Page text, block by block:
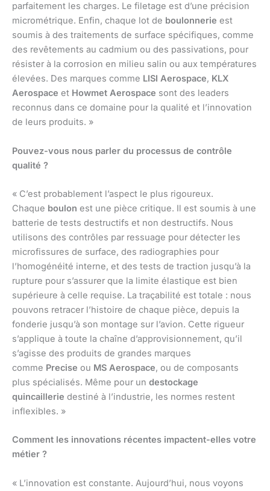
parfaitement les charges. Le filetage est d’une précision
micrométrique. Enfin, chaque lot de boulonnerie est
soumis à des traitements de surface spécifiques, comme
des revêtements au cadmium ou des passivations, pour
résister à la corrosion en milieu salin ou aux températures
élevées. Des marques comme LISI Aerospace, KLX
Aerospace et Howmet Aerospace sont des leaders
reconnus dans ce domaine pour la qualité et l’innovation
de leurs produits. »
Pouvez-vous nous parler du processus de contrôle
qualité ?
« C’est probablement l’aspect le plus rigoureux.
Chaque boulon est une pièce critique. Il est soumis à une
batterie de tests destructifs et non destructifs. Nous
utilisons des contrôles par ressuage pour détecter les
microfissures de surface, des radiographies pour
l’homogénéité interne, et des tests de traction jusqu’à la
rupture pour s’assurer que la limite élastique est bien
supérieure à celle requise. La traçabilité est totale : nous
pouvons retracer l’histoire de chaque pièce, depuis la
fonderie jusqu’à son montage sur l’avion. Cette rigueur
s’applique à toute la chaîne d’approvisionnement, qu’il
s’agisse des produits de grandes marques
comme Precise ou MS Aerospace, ou de composants
plus spécialisés. Même pour un destockage
quincaillerie destiné à l’industrie, les normes restent
inflexibles. »
Comment les innovations récentes impactent-elles votre
métier ?
« L’innovation est constante. Aujourd’hui, nous voyons